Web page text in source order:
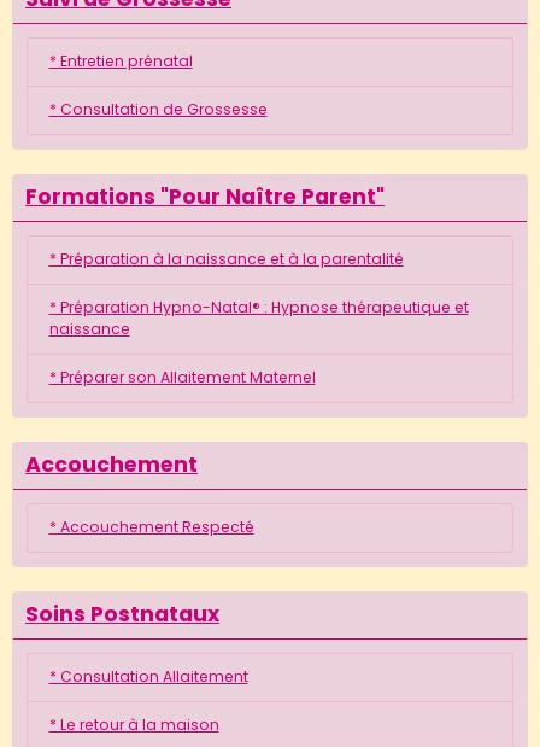
* Entretien prénatal
* Consultation de Grossesse
Formations "Pour Naître Parent"
* Préparation à la naissance et à la parentalité
* Préparation Hypno-Natal® : Hypnose thérapeutique et
naissance
* Préparer son Allaitement Maternel
Accouchement
* Accouchement Respecté
Soins Postnataux
* Consultation Allaitement
* Le retour à la maison